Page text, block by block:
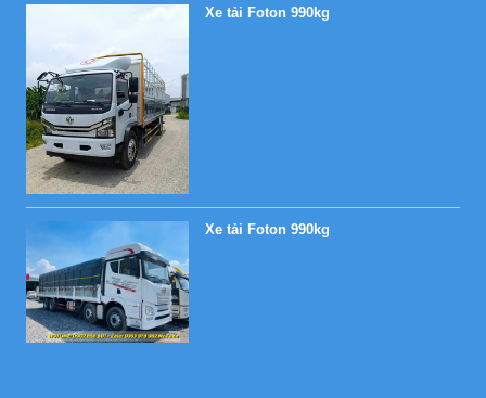
Xe tải Foton 990kg